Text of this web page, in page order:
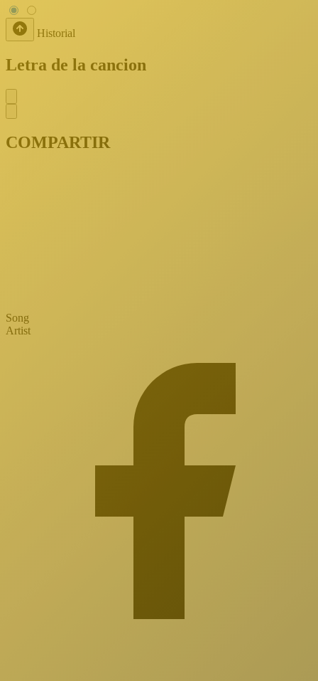
Historial
Letra de la cancion
COMPARTIR
Song
Artist